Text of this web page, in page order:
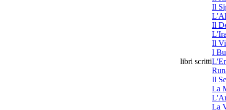
libri scritti
Il
Il
Il
I
Il
La
La